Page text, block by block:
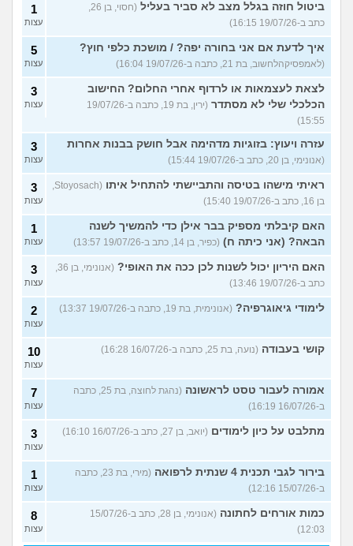
ביטול חוזה בגלל מצב לא סביר בעליל
(חסוי, בן 26,
כתב ב-19/07/26 16:15)
1
עצות
איך לדעת אם אני בחורה יפה? / מושכת כלפי חוץ?
(לאמפסיקהלחשוב, בת 21, כתבה ב-19/07/26 16:04)
5
עצות
לצאת לעצמאות או לרדוף אחרי החלום? החישוב
הכלכלי שלי לא מסתדר
(ירין, בת 19, כתבה ב-19/07/26
15:55)
3
עצות
עזרה ויעוץ: בזוגיות מדהימה אבל חושק בבנות אחרות
(אנונימי, בן 20, כתב ב-19/07/26 15:44)
3
עצות
ראיתי מישהו בטיסה והתביישתי להתחיל איתו
(Stoyosach,
בן 16, כתב ב-19/07/26 15:40)
3
עצות
האם קיבלתי מספיק בבר אילן כדי להמשיך לשנה
הבאה? (אני כיתה ח) (כפיר, בן 14, כתב ב-19/07/26 13:57)
1
עצות
האם היריון יכול לשנות לכן ככה את האופי?
(אנונימי, בן 36,
כתב ב-19/07/26 13:46)
3
עצות
לימודי גיאוגרפיה? (אנונימית, בת 19, כתבה ב-19/07/26 13:37) 2
עצות
קושי בעבודה (נועה, בת 25, כתבה ב-16/07/26 16:28) 10
עצות
אמורה לעבור טסט לראשונה
(נהגת לחוצה, בת 25, כתבה
ב-16/07/26 16:19)
7
עצות
מתלבט על כיון לימודים (יואב, בן 27, כתב ב-16/07/26 16:10) 3
עצות
בירור לגבי תכנית 4 שנתית לרפואה
(מירי, בת 23, כתבה
ב-15/07/26 12:16)
1
עצות
כמות אורחים לחתונה
(אנונימי, בן 28, כתב ב-15/07/26
12:03)
8
עצות